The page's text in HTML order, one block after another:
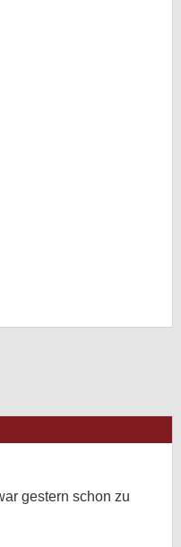
gestern schon zu